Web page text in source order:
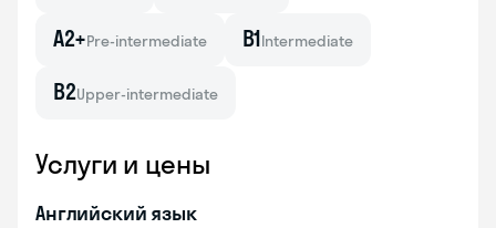
A2+Pre-intermediate B1Intermediate
B2Upper-intermediate
Услуги и цены
Английский язык